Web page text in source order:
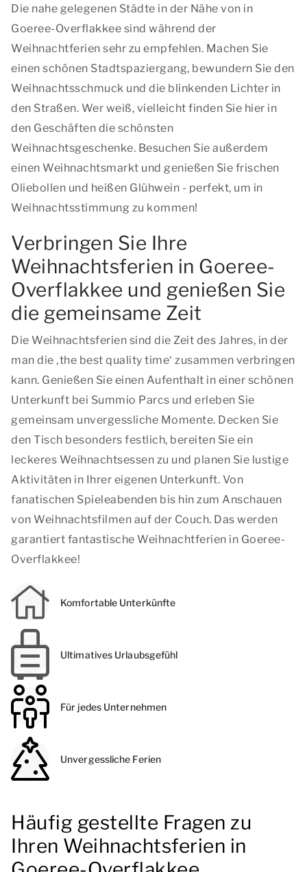
Die nahe gelegenen Städte in der Nähe von in
Goeree-Overflakkee sind während der
Weihnachtferien sehr zu empfehlen. Machen Sie
einen schönen Stadtspaziergang, bewundern Sie den
Weihnachtsschmuck und die blinkenden Lichter in
den Straßen. Wer weiß, vielleicht finden Sie hier in
den Geschäften die schönsten
Weihnachtsgeschenke. Besuchen Sie außerdem
einen Weihnachtsmarkt und genießen Sie frischen
Oliebollen und heißen Glühwein - perfekt, um in
Weihnachtsstimmung zu kommen!
Verbringen Sie Ihre
Weihnachtsferien in Goeree-
Overflakkee und genießen Sie
die gemeinsame Zeit
Die Weihnachtsferien sind die Zeit des Jahres, in der
man die ‚the best quality time‘ zusammen verbringen
kann. Genießen Sie einen Aufenthalt in einer schönen
Unterkunft bei Summio Parcs und erleben Sie
gemeinsam unvergessliche Momente. Decken Sie
den Tisch besonders festlich, bereiten Sie ein
leckeres Weihnachtsessen zu und planen Sie lustige
Aktivitäten in Ihrer eigenen Unterkunft. Von
fanatischen Spieleabenden bis hin zum Anschauen
von Weihnachtsfilmen auf der Couch. Das werden
garantiert fantastische Weihnachtferien in Goeree-
Overflakkee!
Komfortable Unterkünfte
Ultimatives Urlaubsgefühl
Für jedes Unternehmen
Unvergessliche Ferien
Häufig gestellte Fragen zu
Ihren Weihnachtsferien in